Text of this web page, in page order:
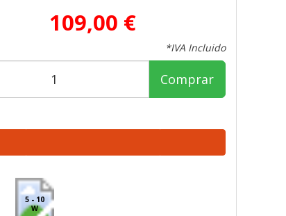
109,00 €
*IVA Incluido
Comprar
5 - 10
W